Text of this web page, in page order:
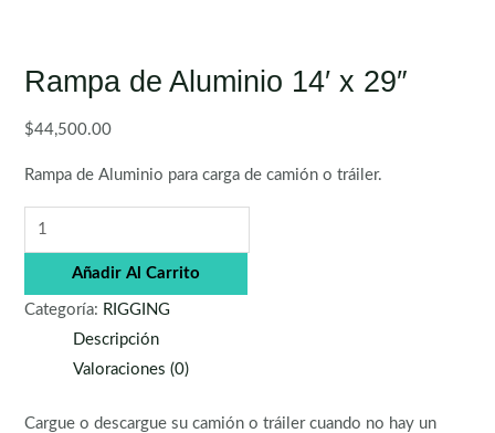
Rampa de Aluminio 14′ x 29″
$44,500.00
Rampa de Aluminio para carga de camión o tráiler.
Añadir Al Carrito
Categoría: RIGGING
Descripción
Valoraciones (0)
Cargue o descargue su camión o tráiler cuando no hay un